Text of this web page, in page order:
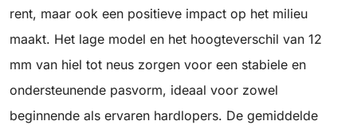
rent, maar ook een positieve impact op het milieu
maakt. Het lage model en het hoogteverschil van 12
mm van hiel tot neus zorgen voor een stabiele en
ondersteunende pasvorm, ideaal voor zowel
beginnende als ervaren hardlopers. De gemiddelde